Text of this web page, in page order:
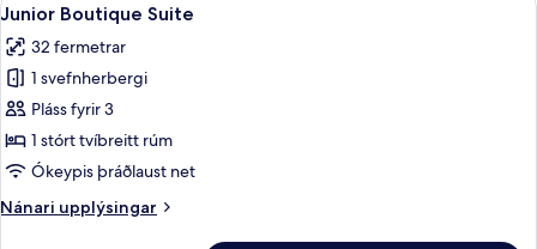
tvíbreiðu
allar
myndir
fyrir
Junior
Boutique
Suite
12
Junior Boutique Suite
32 fermetrar
1 svefnherbergi
Pláss fyrir 3
1 stórt tvíbreitt rúm
Ókeypis þráðlaust net
Nánari upplýsingar
Nánari